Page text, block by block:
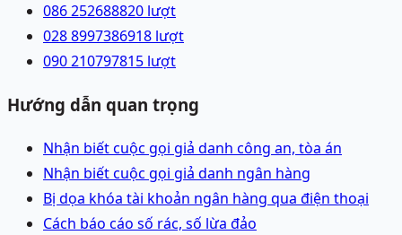
086 252688820 lượt
028 8997386918 lượt
090 210797815 lượt
Hướng dẫn quan trọng
Nhận biết cuộc gọi giả danh công an, tòa án
Nhận biết cuộc gọi giả danh ngân hàng
Bị dọa khóa tài khoản ngân hàng qua điện thoại
Cách báo cáo số rác, số lừa đảo